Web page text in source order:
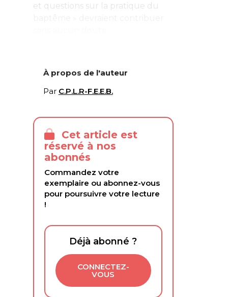
et questions sur la pratique du
À propos de l'auteur
Par C.P.L.R-F.E.E.B.
Cet article est
réservé à nos
abonnés
Commandez votre
exemplaire ou abonnez-vous
pour poursuivre votre lecture
!
Déjà abonné ?
CONNECTEZ-
VOUS